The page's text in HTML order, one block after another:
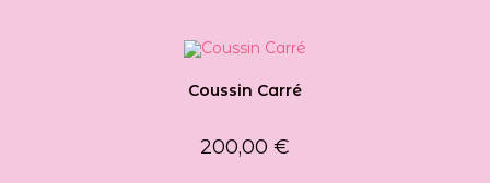
Coussin Carré
200,00 €